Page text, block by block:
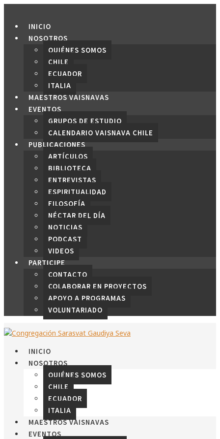
contenidoINICIO
NOSOTROS
QUIÉNES SOMOS
CHILE
ECUADOR
ITALIA
MAESTROS VAISNAVAS
EVENTOS
GRUPOS DE ESTUDIO
CALENDARIO VAISNAVA CHILE
PUBLICACIONES
ARTÍCULOS
BIBLIOTECA
ENTREVISTAS
ESPIRITUALIDAD
FILOSOFÍA
NÉCTAR DEL DÍA
NOTICIAS
PODCAST
VIDEOS
PARTICIPE
CONTACTO
COLABORAR EN PROYECTOS
APOYO A PROGRAMAS
VOLUNTARIADO
INICIO
NOSOTROS
QUIÉNES SOMOS
CHILE
ECUADOR
ITALIA
MAESTROS VAISNAVAS
EVENTOS